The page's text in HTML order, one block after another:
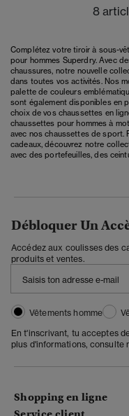
8
Complétez votre tiroir à sous-
pour hommes Superdry. Avec
chaussures , notre nouvelle
dans toutes vos activités. Nos
palette de couleurs
sont également disponibles en
choix de vos chaussettes en
chaussettes pour hommes à
avec nos chaussettes de sport.
cadeaux, découvrez notre
avec des portefeuilles, des
Débloquer Un
Accédez aux coulisses des
produits et ventes.
Vêtements homme
En t'inscrivant, tu acceptes
plus d'informations, consulte
Shopping en ligne